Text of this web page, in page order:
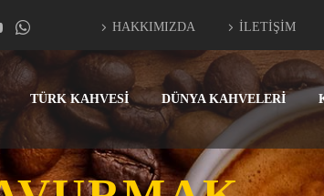
HAKKIMIZDA İLETİŞİM
TÜRK KAHVESİ DÜNYA KAHVELERİ